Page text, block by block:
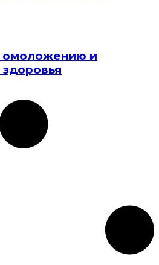
омоложению и